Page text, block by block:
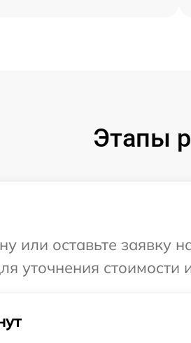
Этапы
или оставьте заявку
уточнения стоимости